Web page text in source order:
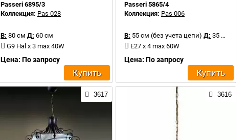
Passeri 6895/3
Коллекция: Pas 028
В: 80 см Д: 60 см
G9 Hal x 3 max 40W
Цена: По запросу
Купить
Passeri 5865/4
Коллекция: Pas 006
В: 55 см (без учета цепи) Д: 35 см
E27 x 4 max 60W
Цена: По запросу
Купить
3617 3616